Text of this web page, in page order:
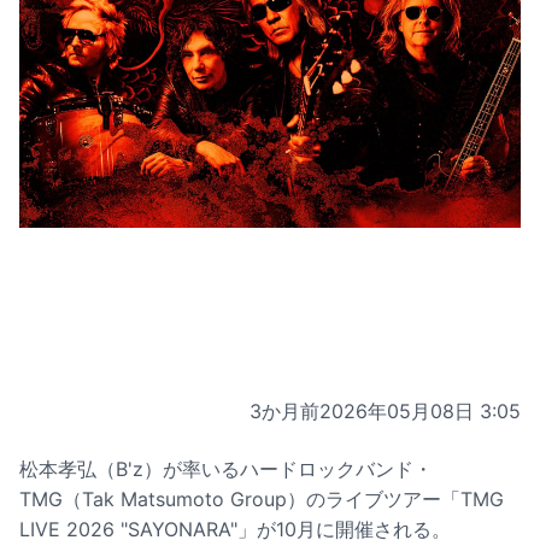
3か月前2026年05月08日 3:05
松本孝弘（B'z）が率いるハードロックバンド・
TMG（Tak Matsumoto Group）のライブツアー「TMG
LIVE 2026 "SAYONARA"」が10月に開催される。